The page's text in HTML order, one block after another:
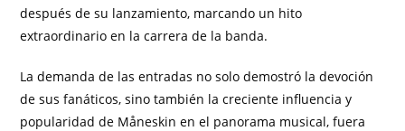
después de su lanzamiento, marcando un hito
extraordinario en la carrera de la banda.
La demanda de las entradas no solo demostró la devoción
de sus fanáticos, sino también la creciente influencia y
popularidad de Måneskin en el panorama musical, fuera